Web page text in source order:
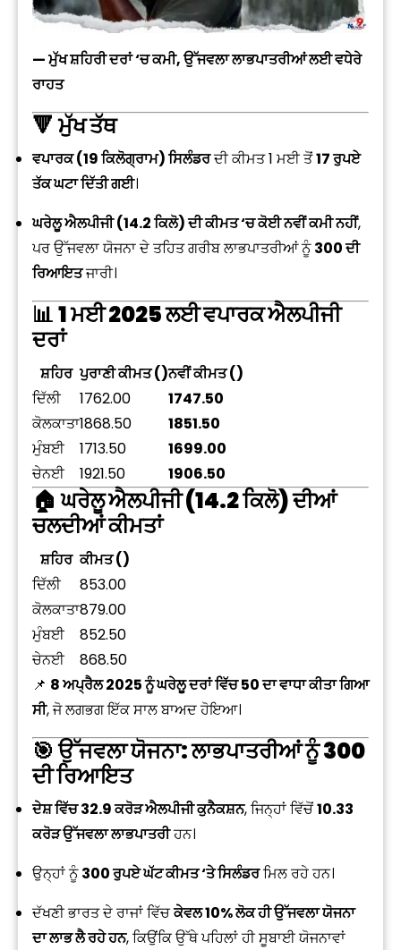
— ਮੁੱਖ ਸ਼ਹਿਰੀ ਦਰਾਂ ‘ਚ ਕਮੀ, ਉੱਜਵਲਾ ਲਾਭਪਾਤਰੀਆਂ ਲਈ ਵਧੇਰੇ
ਰਾਹਤ
🔻ਮੁੱਖ ਤੱਥ
ਵਪਾਰਕ (19 ਕਿਲੋਗ੍ਰਾਮ) ਸਿਲੰਡਰਦੀ ਕੀਮਤ 1 ਮਈ ਤੋਂ17 ਰੁਪਏ
ਤੱਕ ਘਟਾ ਦਿੱਤੀ ਗਈ।
ਘਰੇਲੂ ਐਲਪੀਜੀ (14.2 ਕਿਲੋ) ਦੀ ਕੀਮਤ ‘ਚ ਕੋਈ ਨਵੀਂ ਕਮੀ ਨਹੀਂ,
ਪਰ ਉੱਜਵਲਾ ਯੋਜਨਾ ਦੇ ਤਹਿਤ ਗਰੀਬ ਲਾਭਪਾਤਰੀਆਂ ਨੂੰ₹300 ਦੀ
ਰਿਆਇਤਜਾਰੀ।
📊1 ਮਈ 2025 ਲਈ ਵਪਾਰਕ ਐਲਪੀਜੀ
ਦਰਾਂ
ਸ਼ਹਿਰ ਪੁਰਾਣੀ ਕੀਮਤ (₹)ਨਵੀਂ ਕੀਮਤ (₹)
ਦਿੱਲੀ
1762.00
1747.50
ਕੋਲਕਾਤਾ1868.50
1851.50
ਮੁੰਬਈ
1713.50
1699.00
ਚੇਨਈ
1921.50 1906.50
🏠ਘਰੇਲੂ ਐਲਪੀਜੀ (14.2 ਕਿਲੋ) ਦੀਆਂ
ਚਲਦੀਆਂ ਕੀਮਤਾਂ
ਸ਼ਹਿਰ ਕੀਮਤ (₹)
ਦਿੱਲੀ
853.00
ਕੋਲਕਾਤਾ879.00
ਮੁੰਬਈ
852.50
ਚੇਨਈ
868.50
📌 8 ਅਪ੍ਰੈਲ 2025 ਨੂੰ ਘਰੇਲੂ ਦਰਾਂ ਵਿੱਚ ₹50 ਦਾ ਵਾਧਾ ਕੀਤਾ ਗਿਆ
ਸੀ, ਜੋ ਲਗਭਗ ਇੱਕ ਸਾਲ ਬਾਅਦ ਹੋਇਆ।
🎯ਉੱਜਵਲਾ ਯੋਜਨਾ: ਲਾਭਪਾਤਰੀਆਂ ਨੂੰ ₹300
ਦੀ ਰਿਆਇਤ
ਦੇਸ਼ ਵਿੱਚ 32.9 ਕਰੋੜ ਐਲਪੀਜੀ ਕੁਨੈਕਸ਼ਨ, ਜਿਨ੍ਹਾਂ ਵਿੱਚੋਂ10.33
ਕਰੋੜ ਉੱਜਵਲਾ ਲਾਭਪਾਤਰੀਹਨ।
ਉਨ੍ਹਾਂ ਨੂੰ300 ਰੁਪਏ ਘੱਟ ਕੀਮਤ ‘ਤੇ ਸਿਲੰਡਰਮਿਲ ਰਹੇ ਹਨ।
ਦੱਖਣੀ ਭਾਰਤ ਦੇ ਰਾਜਾਂ ਵਿੱਚਕੇਵਲ 10% ਲੋਕ ਹੀ ਉੱਜਵਲਾ ਯੋਜਨਾ
ਦਾ ਲਾਭ ਲੈ ਰਹੇ ਹਨ, ਕਿਉਂਕਿ ਉੱਥੇ ਪਹਿਲਾਂ ਹੀ ਸੂਬਾਈ ਯੋਜਨਾਵਾਂ